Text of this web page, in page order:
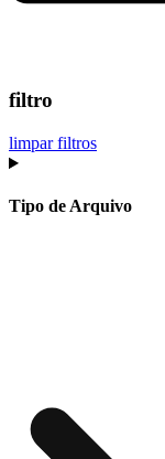
filtro
limpar filtros
Tipo de Arquivo